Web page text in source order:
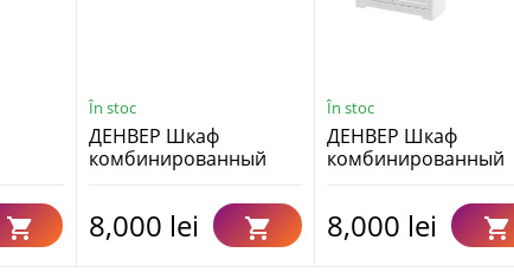
În stoc
ДЕНВЕР Шкаф
комбинированный
8,000 lei
În stoc
ДЕНВЕР Шкаф
комбинированный
Ограниченно годен
8,000 lei